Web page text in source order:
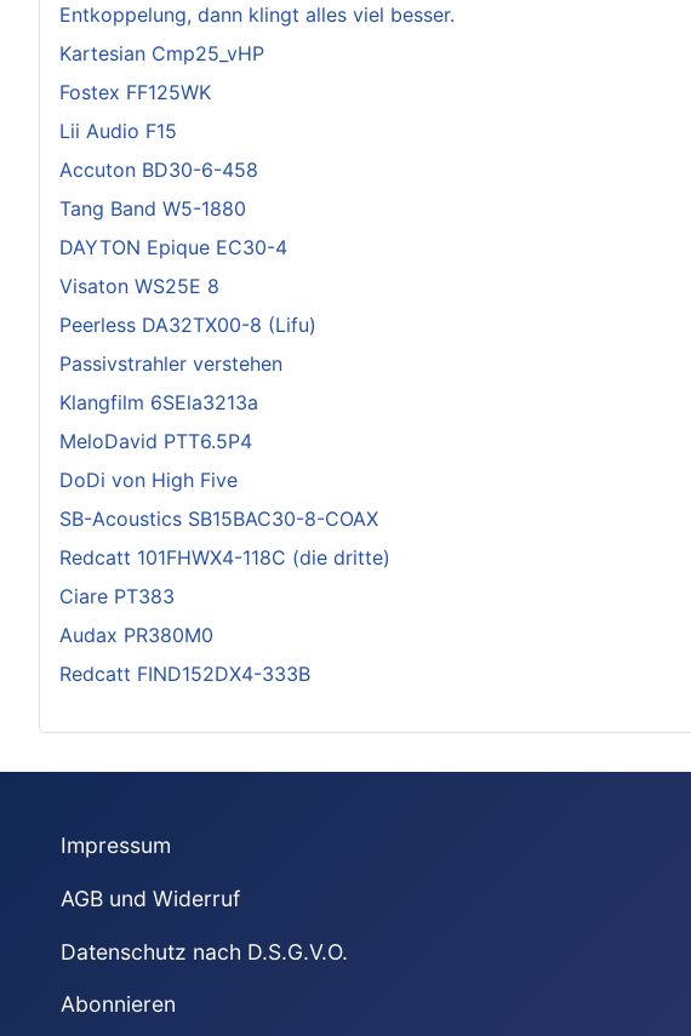
Entkoppelung, dann klingt alles viel besser.
Kartesian Cmp25_vHP
Fostex FF125WK
Lii Audio F15
Accuton BD30-6-458
Tang Band W5-1880
DAYTON Epique EC30-4
Visaton WS25E 8
Peerless DA32TX00-8 (Lifu)
Passivstrahler verstehen
Klangfilm 6SEla3213a
MeloDavid PTT6.5P4
DoDi von High Five
SB-Acoustics SB15BAC30-8-COAX
Redcatt 101FHWX4-118C (die dritte)
Ciare PT383
Audax PR380M0
Redcatt FIND152DX4-333B
Impressum
AGB und Widerruf
Datenschutz nach D.S.G.V.O.
Abonnieren